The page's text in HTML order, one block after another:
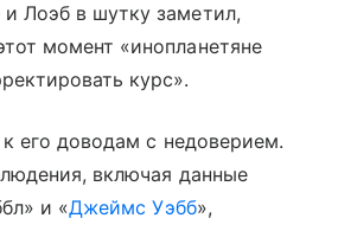
Лоэб в шутку заметил,
момент «инопланетяне
курс».
его доводам с недоверием.
включая данные
и «Джеймс Уэбб»,